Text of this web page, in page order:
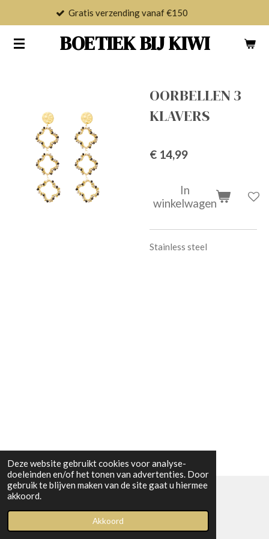
Deze website gebruikt cookies voor analyse-
doeleinden en/of het tonen van advertenties. Door
gebruik te blijven maken van de site gaat u hiermee
akkoord.
Akkoord
naar
BOETIEK BIJ KIWI
Gratis verzending vanaf €150
OORBELLEN 3
KLAVERS
€ 14,99
In
winkelwagen
Stainless steel